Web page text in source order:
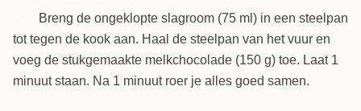
Breng de ongeklopte slagroom (75 ml) in een steelpan
tot tegen de kook aan. Haal de steelpan van het vuur en
voeg de stukgemaakte melkchocolade (150 g) toe. Laat 1
minuut staan. Na 1 minuut roer je alles goed samen.